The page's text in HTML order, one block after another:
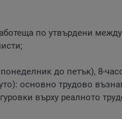
по утвърдени
до петък), 8-
основно трудово
върху реалното